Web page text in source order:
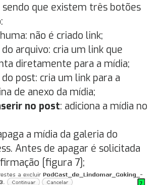
sendo que existem três botões
não é criado link;
do arquivo: cria um link que
diretamente para a mídia;
do post: cria um link para a
de anexo da mídia;
no post: adiciona a mídia no
a mídia da galeria do
Antes de apagar é solicitada
[figura 7];